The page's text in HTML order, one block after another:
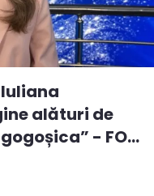
alături de
- FO...